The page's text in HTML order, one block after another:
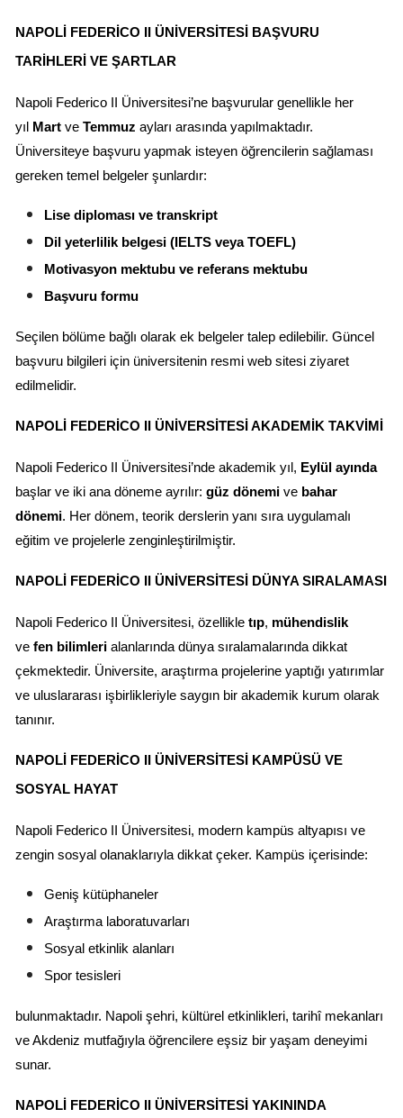
NAPOLI FEDERICO II ÜNIVERSITESI BAŞVURU
TARIHLERI VE ŞARTLAR
Napoli Federico II Üniversitesi’ne başvurular genellikle her
yıl
Mart ve Temmuz ayları arasında yapılmaktadır.
Üniversiteye başvuru yapmak isteyen öğrencilerin sağlaması
gereken temel belgeler şunlardır:
Lise diploması ve transkript
Dil yeterlilik belgesi (IELTS veya TOEFL)
Motivasyon mektubu ve referans mektubu
Başvuru formu
Seçilen bölüme bağlı olarak ek belgeler talep edilebilir. Güncel
başvuru bilgileri için üniversitenin resmi web sitesi ziyaret
edilmelidir.
NAPOLI FEDERICO II ÜNIVERSITESI AKADEMIK TAKVIMI
Napoli Federico II Üniversitesi’nde akademik yıl, Eylül ayında
başlar ve iki ana döneme ayrılır: güz dönemi ve bahar
dönemi. Her dönem, teorik derslerin yanı sıra uygulamalı
eğitim ve projelerle zenginleştirilmiştir.
NAPOLI FEDERICO II ÜNIVERSITESI DÜNYA SIRALAMASI
Napoli Federico II Üniversitesi, özellikle tıp, mühendislik
ve fen bilimleri alanlarında dünya sıralamalarında dikkat
çekmektedir. Üniversite, araştırma projelerine yaptığı yatırımlar
ve uluslararası işbirlikleriyle saygın bir akademik kurum olarak
tanınır.
NAPOLI FEDERICO II ÜNIVERSITESI KAMPÜSÜ VE
SOSYAL HAYAT
Napoli Federico II Üniversitesi, modern kampüs altyapısı ve
zengin sosyal olanaklarıyla dikkat çeker. Kampüs içerisinde:
Geniş kütüphaneler
Araştırma laboratuvarları
Sosyal etkinlik alanları
Spor tesisleri
bulunmaktadır. Napoli şehri, kültürel etkinlikleri, tarihî mekanları
ve Akdeniz mutfağıyla öğrencilere eşsiz bir yaşam deneyimi
sunar.
NAPOLI FEDERICO II ÜNIVERSITESI YAKININDA